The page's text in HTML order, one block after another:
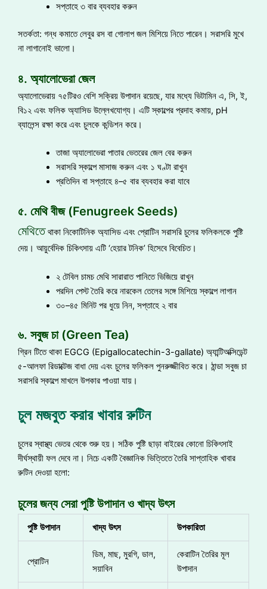
সপ্তাহে ৩ বার ব্যবহার করুন
সতর্কতা: গন্ধ কমাতে লেবুর রস বা গোলাপ জল মিশিয়ে নিতে পারেন। সরাসরি মুখে
না লাগানোই ভালো।
৪. অ্যালোভেরা জেল
অ্যালোভেরায় ৭৫টিরও বেশি সক্রিয় উপাদান রয়েছে, যার মধ্যে ভিটামিন এ, সি, ই,
বি১২ এবং ফলিক অ্যাসিড উল্লেখযোগ্য। এটি স্কাল্পের প্রদাহ কমায়, pH
ব্যালেন্স রক্ষা করে এবং চুলকে কন্ডিশন করে।
তাজা অ্যালোভেরা পাতার ভেতরের জেল বের করুন
সরাসরি স্কাল্পে মাসাজ করুন এবং ১ ঘণ্টা রাখুন
প্রতিদিন বা সপ্তাহে ৪–৫ বার ব্যবহার করা যাবে
৫. মেথি বীজ (Fenugreek Seeds)
মেথিতেথাকা নিকোটিনিক অ্যাসিড এবং প্রোটিন সরাসরি চুলের ফলিকলকে পুষ্টি
দেয়। আয়ুর্বেদিক চিকিৎসায় এটি ‘হেয়ার টনিক’ হিসেবে বিবেচিত।
২ টেবিল চামচ মেথি সারারাত পানিতে ভিজিয়ে রাখুন
পরদিন পেস্ট তৈরি করে নারকেল তেলের সঙ্গে মিশিয়ে স্কাল্পে লাগান
৩০–৪৫ মিনিট পর ধুয়ে নিন, সপ্তাহে ২ বার
৬. সবুজ চা (Green Tea)
গ্রিন টিতে থাকা EGCG (Epigallocatechin-3-gallate) অ্যান্টিঅক্সিডেন্ট
৫-আলফা রিডাক্টেজ বাধা দেয় এবং চুলের ফলিকল পুনরুজ্জীবিত করে। ঠান্ডা সবুজ চা
সরাসরি স্কাল্পে মাখলে উপকার পাওয়া যায়।
চুল মজবুত করার খাবার রুটিন
চুলের স্বাস্থ্য ভেতর থেকে শুরু হয়। সঠিক পুষ্টি ছাড়া বাইরের কোনো চিকিৎসাই
দীর্ঘস্থায়ী ফল দেবে না। নিচে একটি বৈজ্ঞানিক ভিত্তিতে তৈরি সাপ্তাহিক খাবার
রুটিন দেওয়া হলো:
চুলের জন্য সেরা পুষ্টি উপাদান ও খাদ্য উৎস
পুষ্টি উপাদান খাদ্য উৎস উপকারিতা
প্রোটিন
ডিম, মাছ, মুরগি, ডাল,
সয়াবিন
কেরাটিন তৈরির মূল
উপাদান